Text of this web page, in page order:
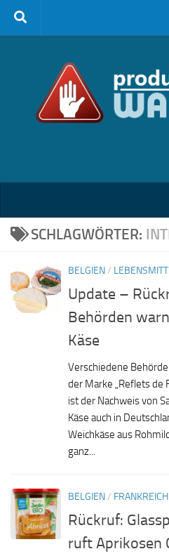
Zum Inhalt springen
SCHLAGWÖRTER:
BELGIEN/
Update –
Behörden
Käse
Verschiedene
der Marke „Reflets de
ist der Nachweis von
Käse auch in
Weichkäse aus
ganz...
BELGIEN/ FRANKREICH
Rückruf:
ruft Aprikosen